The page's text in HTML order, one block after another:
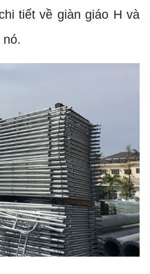
tiết về giàn giáo H và
nó.